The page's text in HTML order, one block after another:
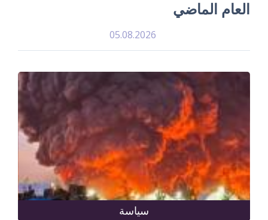
العام الماضي
05.08.2026
سياسة